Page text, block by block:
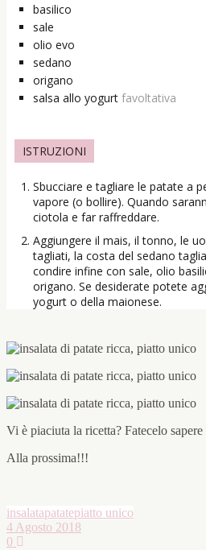
basilico
sale
olio evo
sedano
origano
salsa allo yogurt favoltativa
ISTRUZIONI
Sbucciare e tagliare le patate a
vapore (o bollire). Quando
ciotola e far raffreddare.
Aggiungere il mais, il tonno, le
tagliati, la costa del sedano
condire infine con sale, olio
origano. Se desiderate potete
yogurt o della maionese.
Vi è piaciuta la ricetta? Fatecelo sapere
Alla prossima!!!
insalatapatatepiatto unico
4 Agosto 2018
0